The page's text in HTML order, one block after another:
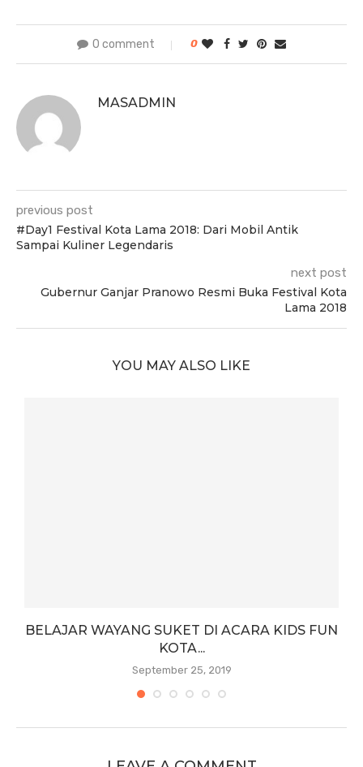
0 comment 0
MASADMIN
previous post
#Day1 Festival Kota Lama 2018: Dari Mobil Antik
Sampai Kuliner Legendaris
next post
Gubernur Ganjar Pranowo Resmi Buka Festival Kota
Lama 2018
YOU MAY ALSO LIKE
BELAJAR WAYANG SUKET DI ACARA KIDS FUN
KOTA...
September 25, 2019